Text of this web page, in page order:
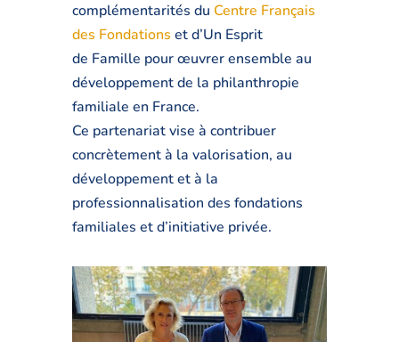
complémentarités du Centre Français
des Fondations et d’Un Esprit
de Famille pour œuvrer ensemble au
développement de la philanthropie
familiale en France.
Ce partenariat vise à contribuer
concrètement à la valorisation, au
développement et à la
professionnalisation des fondations
familiales et d’initiative privée.